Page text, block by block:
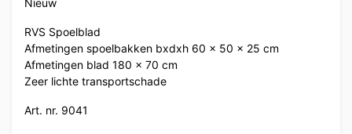
Nieuw
RVS Spoelblad
Afmetingen spoelbakken bxdxh 60 x 50 x 25 cm
Afmetingen blad 180 x 70 cm
Zeer lichte transportschade
Art. nr. 9041